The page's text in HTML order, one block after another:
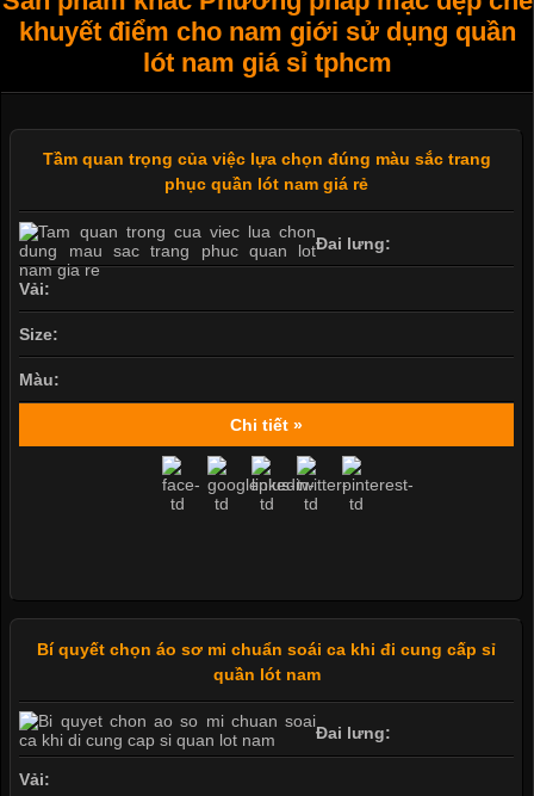
khuyết điểm cho nam giới sử dụng quần
lót nam giá sỉ tphcm
Tầm quan trọng của việc lựa chọn đúng màu sắc trang
phục quần lót nam giá rẻ
Đai lưng:
Vải:
Size:
Màu:
Chi tiết »
Bí quyết chọn áo sơ mi chuẩn soái ca khi đi cung cấp sỉ
quần lót nam
Đai lưng:
Vải: